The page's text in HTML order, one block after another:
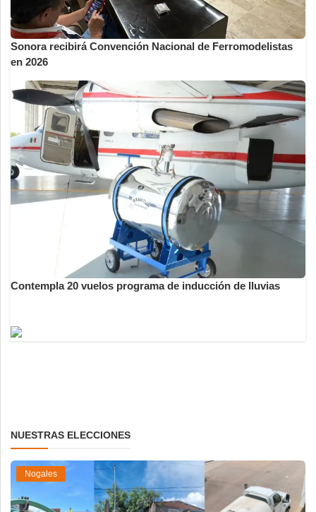
Sonora recibirá Convención Nacional de Ferromodelistas
en 2026
Contempla 20 vuelos programa de inducción de lluvias
NUESTRAS ELECCIONES
Nogales